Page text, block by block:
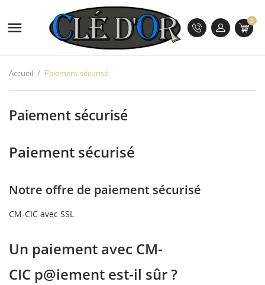
 0
Accueil Paiement sécurisé
Paiement sécurisé
Paiement sécurisé
Notre offre de paiement sécurisé
CM-CIC avec SSL
Un paiement avec CM-
CIC p@iement est-il sûr ?